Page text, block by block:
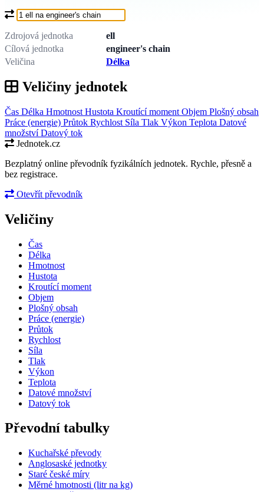
Co chcete převést?
Zdrojová jednotka
ell
Cílová jednotka
engineer's chain
Veličina
Délka
Veličiny jednotek
Čas Délka Hmotnost Hustota Kroutící moment Objem Plošný obsah
Práce (energie) Průtok Rychlost Síla Tlak Výkon Teplota Datové
množstvíDatový tok
Jednotek.cz
Bezplatný online převodník fyzikálních jednotek. Rychle, přesně a
bez registrace.
Otevřít převodník
Veličiny
Čas
Délka
Hmotnost
Hustota
Kroutící moment
Objem
Plošný obsah
Práce (energie)
Průtok
Rychlost
Síla
Tlak
Výkon
Teplota
Datové množství
Datový tok
Převodní tabulky
Kuchařské převody
Anglosaské jednotky
Staré české míry
Měrné hmotnosti (litr na kg)